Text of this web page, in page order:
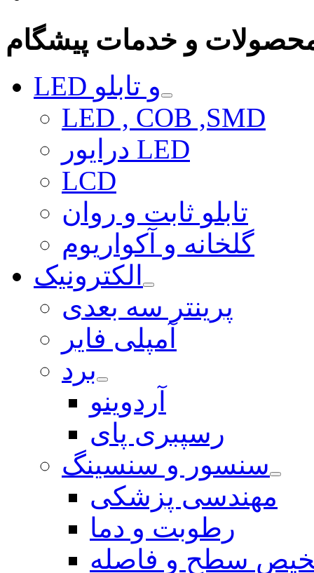
و خدمات پیشگام
LED و تابلو
LED , COB ,SMD
درایور LED
LCD
تابلو ثابت و روان
گلخانه و آکواریوم
الکترونیک
پرینتر سه بعدی
آمپلی فایر
برد
آردوینو
رسپبری پای
سنسور و سنسینگ
مهندسی پزشکی
رطوبت و دما
سطح و فاصله